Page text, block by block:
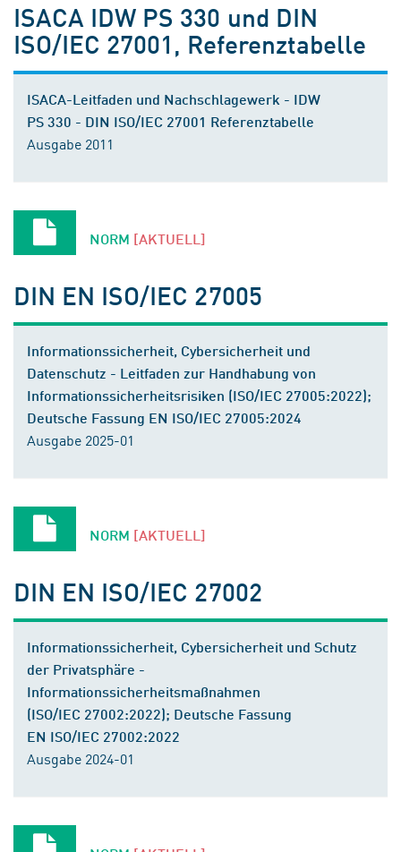
ISACA IDW PS 330 und DIN
ISO/IEC 27001, Referenztabelle
ISACA-Leitfaden und Nachschlagewerk - IDW
PS 330 - DIN ISO/IEC 27001 Referenztabelle
Ausgabe 2011
NORM [AKTUELL]
DIN EN ISO/IEC 27005
Informationssicherheit, Cybersicherheit und
Datenschutz - Leitfaden zur Handhabung von
Informationssicherheitsrisiken (ISO/IEC 27005:2022);
Deutsche Fassung EN ISO/IEC 27005:2024
Ausgabe 2025-01
NORM [AKTUELL]
DIN EN ISO/IEC 27002
Informationssicherheit, Cybersicherheit und Schutz
der Privatsphäre -
Informationssicherheitsmaßnahmen
(ISO/IEC 27002:2022); Deutsche Fassung
EN ISO/IEC 27002:2022
Ausgabe 2024-01